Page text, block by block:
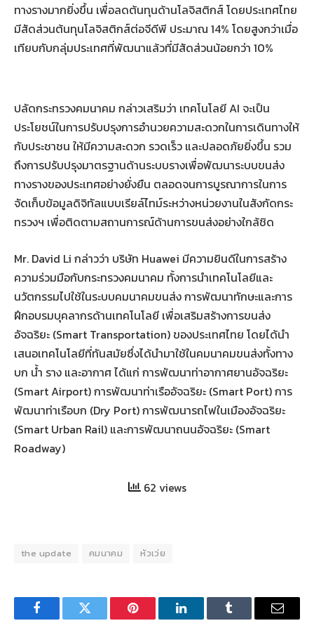
ทางรางมากยิ่งขึ้น เพื่อลดต้นทุนด้านโลจิสติกส์ โดยประเทศไทย
มีสัดส่วนต้นทุนโลจิสติกส์ต่อจีดีพี ประมาณ 14% โดยสูงกว่าเมื่อ
เทียบกับกลุ่มประเทศที่พัฒนาแล้วที่มีสัดส่วนน้อยกว่า 10%
ปลัดกระทรวงคมนาคม กล่าวเสริมว่า เทคโนโลยี AI จะเป็น
ประโยชน์ในการปรับปรุงการอำนวยความสะดวกในการเดินทางให้
กับประชาชน ให้มีความสะดวก รวดเร็ว และปลอดภัยยิ่งขึ้น รวม
ถึงการปรับปรุงมาตรฐานด้านระบบรางเพื่อพัฒนาระบบขนส่ง
ทางรางของประเทศอย่างยั่งยืน ตลอดจนการบูรณาการในการ
จัดเก็บข้อมูลดิจิทัลแบบเรียล์ไทม์ระหว่างหน่วยงานในสังกัดกระ
ทรวงฯ เพื่อติดตามสถานการณ์ด้านการขนส่งอย่างใกล้ชิด
Mr. David Li กล่าวว่า บริษัท Huawei มีความยินดีในการสร้าง
ความร่วมมือกับกระทรวงคมนาคม ทั้งการนำเทคโนโลยีและ
นวัตกรรมไปใช้ในระบบคมนาคมขนส่ง การพัฒนาทักษะและการ
ฝึกอบรมบุคลากรด้านเทคโนโลยี เพื่อเสริมสร้างการขนส่ง
อัจฉริยะ (Smart Transportation) ของประเทศไทย โดยได้นำ
เสนอเทคโนโลยีที่ทันสมัยซึ่งได้นำมาใช้ในคมนาคมขนส่งทั้งทาง
บก น้ำ ราง และอากาศ ได้แก่ การพัฒนาท่าอากาศยานอัจฉริยะ
(Smart Airport) การพัฒนาท่าเรืออัจฉริยะ (Smart Port) การ
พัฒนาท่าเรือบก (Dry Port) การพัฒนารถไฟในเมืองอัจฉริยะ
(Smart Urban Rail) และการพัฒนาถนนอัจฉริยะ (Smart
Roadway)
62 views
the update คมนาคม หัวเว่ย
FacebookTwitter Pinterest LinkedInTumblr Email